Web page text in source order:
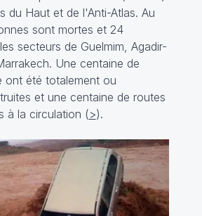
du Haut et de l'Anti-Atlas. Au
sont mortes et 24
secteurs de Guelmim, Agadir-
Une centaine de
ont été totalement ou
et une centaine de routes
à la circulation (>).